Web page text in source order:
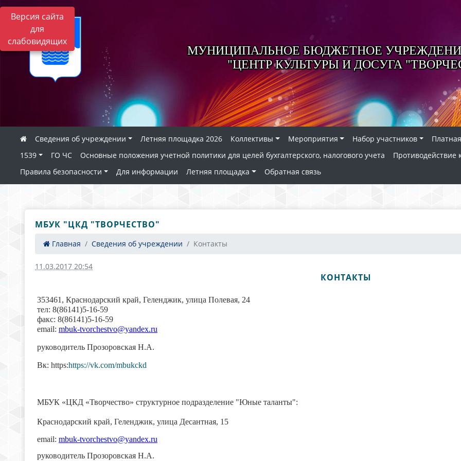
Версия сайта
для
слабовидящих
МУНИЦИПАЛЬНОЕ БЮДЖЕТНОЕ
"ЦЕНТР КУЛЬТУРЫ И ДОСУГА
Сведения об учреждении Летняя площадка​ 2026 Коллективы Мероприятия Набор участников
1539
ГО ЧС Основные положения учетной политики для целей бухгалтерского, налогового учета
Противодействие
Правила безопасности
Для информации Летняя площадка Обратная связь
МБУК "ЦКД "ТВОРЧЕСТВО"
Главная Сведения об учреждении Контакты
11.03.2017 20:54
КОНТАКТЫ
353461, Краснодарский край, Геленджик, улица Полевая, 24
тел: 8(86141)5-16-59
факс: 8(86141)5-16-59
email: mbuk-tvorchestvo@yandex.ru
руководитель Прозоровская Н.А.
Вк: https:https://vk.com/mbukckd
МБУК «ЦКД «Творчество» структурное подразделение "Юные таланты":
Краснодарский край, Геленджик, улица Десантная, 15
email: mbuk-tvorchestvo@yandex.ru
руководитель Прозоровская Н.А.